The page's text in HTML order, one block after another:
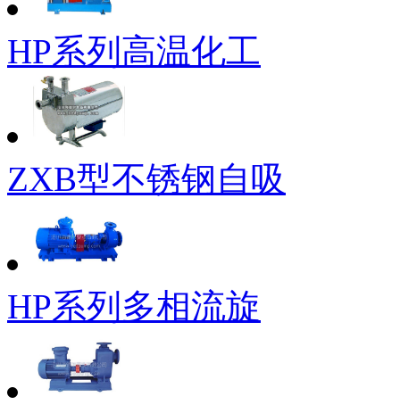
HP系列高温化工
ZXB型不锈钢自吸
HP系列多相流旋